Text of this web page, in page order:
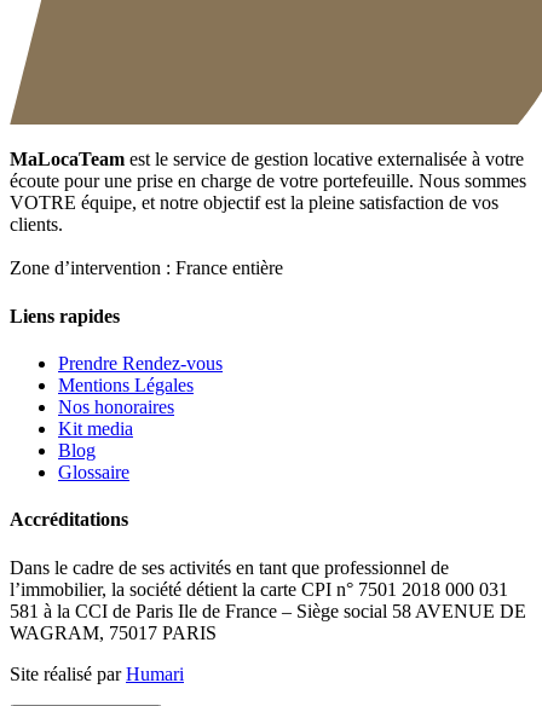
MaLocaTeam est le service de gestion locative externalisée à votre
écoute pour une prise en charge de votre portefeuille. Nous sommes
VOTRE équipe, et notre objectif est la pleine satisfaction de vos
clients.
Zone d’intervention : France entière
Liens rapides
Prendre Rendez-vous
Mentions Légales
Nos honoraires
Kit media
Blog
Glossaire
Accréditations
Dans le cadre de ses activités en tant que professionnel de
l’immobilier, la société détient la carte CPI n° 7501 2018 000 031
581 à la CCI de Paris Ile de France – Siège social 58 AVENUE DE
WAGRAM, 75017 PARIS
Site réalisé parHumari